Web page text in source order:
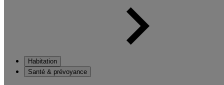
Habitation
Santé & prévoyance